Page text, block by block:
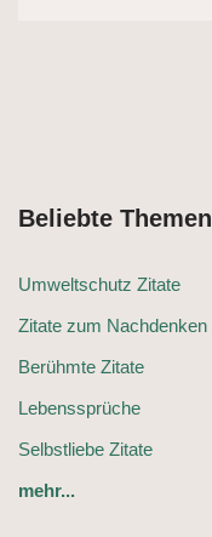
Beliebte Themen
Umweltschutz Zitate
Zitate zum Nachdenken
Berühmte Zitate
Lebenssprüche
Selbstliebe Zitate
mehr...